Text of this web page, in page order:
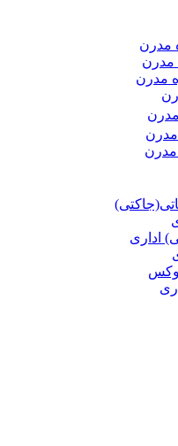
مدرن
مدرن
مدرن
مدرن
مدرن
مدرن
اداری